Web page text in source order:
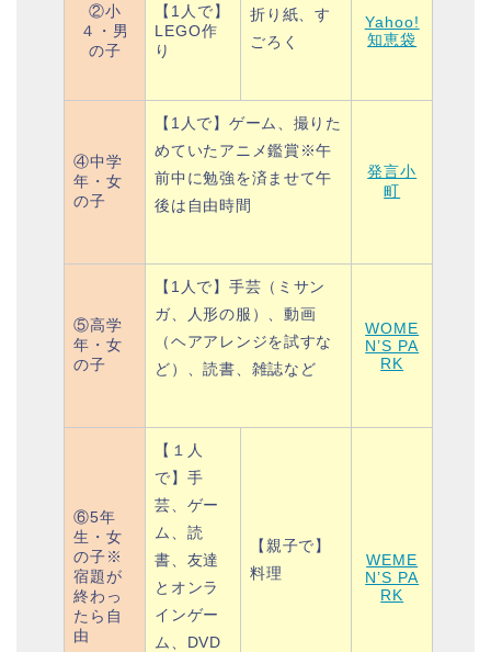
②小
４・男
の子
【1人で】
LEGO作
り
折り紙、す
ごろく
Yahoo!
知恵袋
④中学
年・女
の子
【1人で】 ゲーム、 撮りた
めていたアニメ鑑賞※午
前中に勉強を済ませて午
後は自由時間
発言小
町
⑤高学
年・女
の子
【1人で】 手芸（ミサン
ガ、人形の服）、 動画
（ヘアアレンジを試すな
ど）、読書、 雑誌など
WOME
N’S PA
RK
⑥5年
生・女
の子※
宿題が
終わっ
たら自
由
【１人
で】 手
芸、 ゲー
ム、 読
書、 友達
とオンラ
インゲー
ム、 DVD
【親子で】
料理
WEME
N’S PA
RK